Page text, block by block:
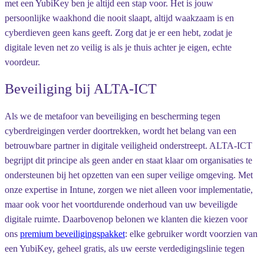
met een YubiKey ben je altijd een stap voor. Het is jouw
persoonlijke waakhond die nooit slaapt, altijd waakzaam is en
cyberdieven geen kans geeft. Zorg dat je er een hebt, zodat je
digitale leven net zo veilig is als je thuis achter je eigen, echte
voordeur.
Beveiliging bij ALTA-ICT
Als we de metafoor van beveiliging en bescherming tegen
cyberdreigingen verder doortrekken, wordt het belang van een
betrouwbare partner in digitale veiligheid onderstreept. ALTA-ICT
begrijpt dit principe als geen ander en staat klaar om organisaties te
ondersteunen bij het opzetten van een super veilige omgeving. Met
onze expertise in Intune, zorgen we niet alleen voor implementatie,
maar ook voor het voortdurende onderhoud van uw beveiligde
digitale ruimte. Daarbovenop belonen we klanten die kiezen voor
ons premium beveiligingspakket: elke gebruiker wordt voorzien van
een YubiKey, geheel gratis, als uw eerste verdedigingslinie tegen